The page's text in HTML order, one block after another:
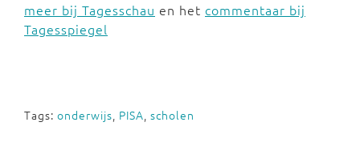
meer bij Tagesschau en het commentaar bij
Tagesspiegel
Tags: onderwijs, PISA, scholen